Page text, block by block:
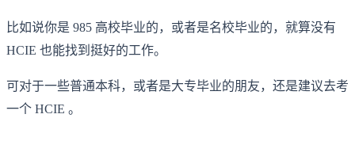
比如说你是 985 高校毕业的，或者是名校毕业的，就算没有
HCIE 也能找到挺好的工作。
可对于一些普通本科，或者是大专毕业的朋友，还是建议去考
一个 HCIE 。